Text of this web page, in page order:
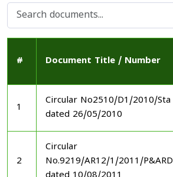
# Document Title / Number
1
Circular No2510/D1/2010/Sta
dated 26/05/2010
2
Circular
No.9219/AR12/1/2011/P&ARD